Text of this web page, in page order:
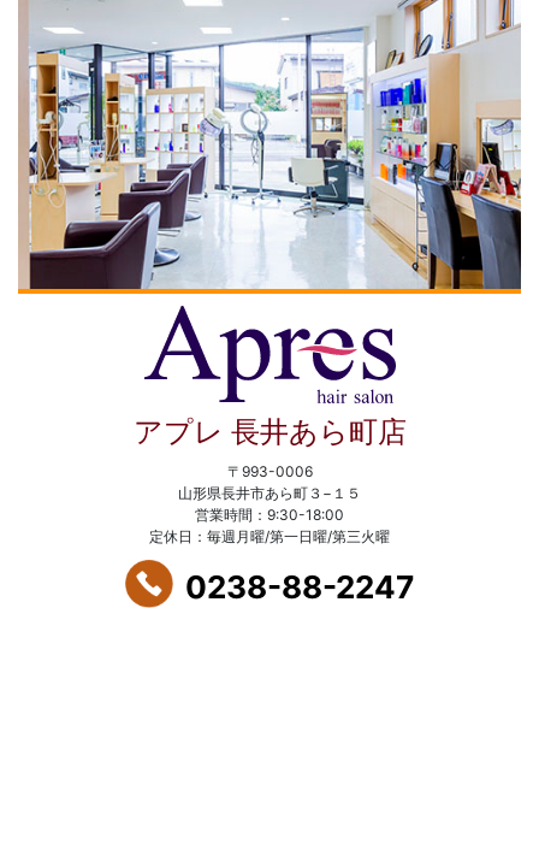
アプレ 長井あら町店
〒993-0006
山形県長井市あら町３−１５
営業時間：9:30-18:00
定休日：毎週月曜/第一日曜/第三火曜
0238-88-2247